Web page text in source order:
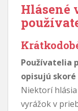
Hlásené
Používatelia
opisujú
Niektorí
vyrážok v